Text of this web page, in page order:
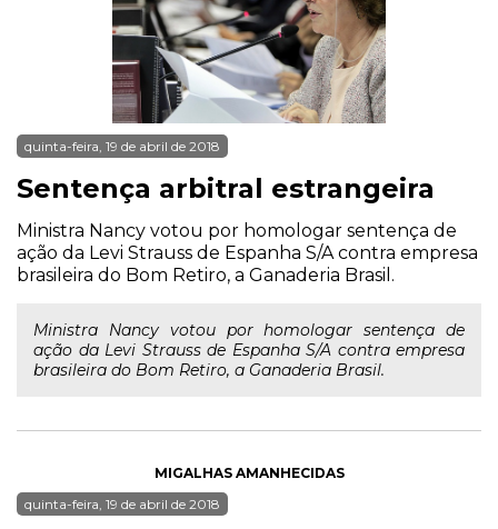
quinta-feira, 19 de abril de 2018
Sentença arbitral estrangeira
Ministra Nancy votou por homologar sentença de
ação da Levi Strauss de Espanha S/A contra empresa
brasileira do Bom Retiro, a Ganaderia Brasil.
Ministra Nancy votou por homologar sentença de
ação da Levi Strauss de Espanha S/A contra empresa
brasileira do Bom Retiro, a Ganaderia Brasil.
MIGALHAS AMANHECIDAS
quinta-feira, 19 de abril de 2018